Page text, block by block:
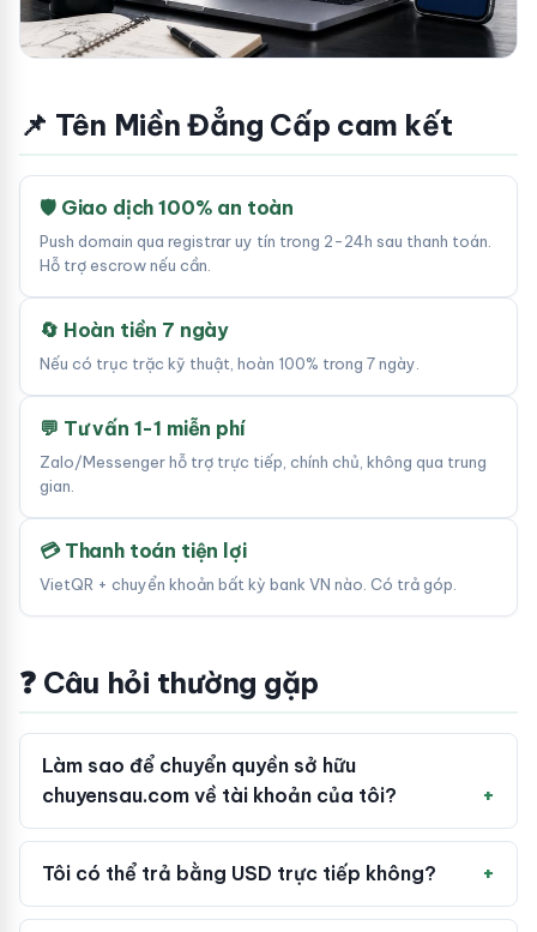
📌 Tên Miền Đẳng Cấp cam kết
🛡 Giao dịch 100% an toàn
Push domain qua registrar uy tín trong 2-24h sau thanh toán.
Hỗ trợ escrow nếu cần.
🔄 Hoàn tiền 7 ngày
Nếu có trục trặc kỹ thuật, hoàn 100% trong 7 ngày.
💬 Tư vấn 1-1 miễn phí
Zalo/Messenger hỗ trợ trực tiếp, chính chủ, không qua trung
gian.
💳 Thanh toán tiện lợi
VietQR + chuyển khoản bất kỳ bank VN nào. Có trả góp.
❓ Câu hỏi thường gặp
Làm sao để chuyển quyền sở hữu
chuyensau.com về tài khoản của tôi?
Tôi có thể trả bằng USD trực tiếp không?